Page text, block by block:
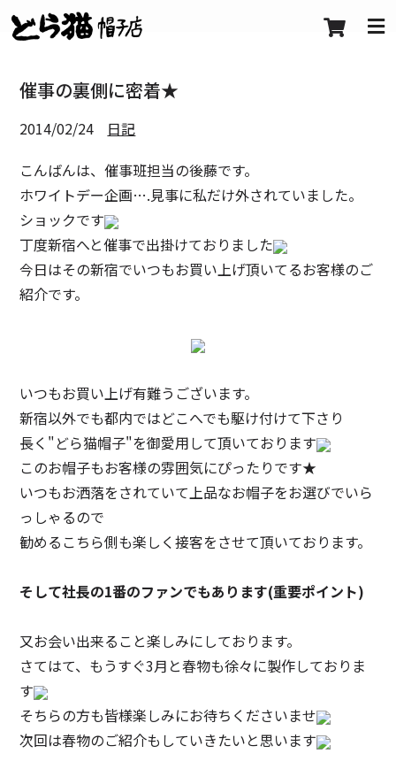
催事の裏側に密着★
2014/02/24
日記
こんばんは、催事班担当の後藤です。
ホワイトデー企画….見事に私だけ外されていました。
ショックです
丁度新宿へと催事で出掛けておりました
今日はその新宿でいつもお買い上げ頂いてるお客様のご
紹介です。
いつもお買い上げ有難うございます。
新宿以外でも都内ではどこへでも駆け付けて下さり
長く"どら猫帽子"を御愛用して頂いております
このお帽子もお客様の雰囲気にぴったりです★
いつもお洒落をされていて上品なお帽子をお選びでいら
っしゃるので
勧めるこちら側も楽しく接客をさせて頂いております。
そして社長の1番のファンでもあります(重要ポイント)
又お会い出来ること楽しみにしております。
さてはて、もうすぐ3月と春物も徐々に製作しておりま
す
そちらの方も皆様楽しみにお待ちくださいませ
次回は春物のご紹介もしていきたいと思います